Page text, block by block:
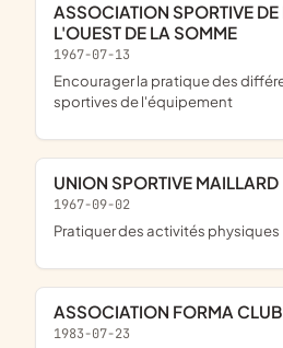
ASSOCIATION SPORTIVE DE L'EQUIPEMENT DE
L'OUEST DE LA SOMME
1967-07-13
encourager la pratique des différentes disciplines
sportives de l'équipement
UNION SPORTIVE MAILLARD
1967-09-02
pratiquer des activités physiques
ASSOCIATION FORMA CLUB
1983-07-23